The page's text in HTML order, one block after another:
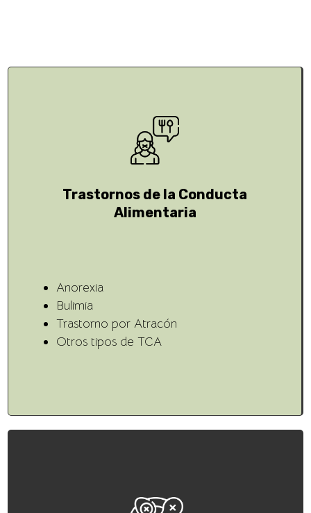
Trastornos de la Conducta
Alimentaria
Anorexia
Bulimia
Trastorno por Atracón
Otros tipos de TCA